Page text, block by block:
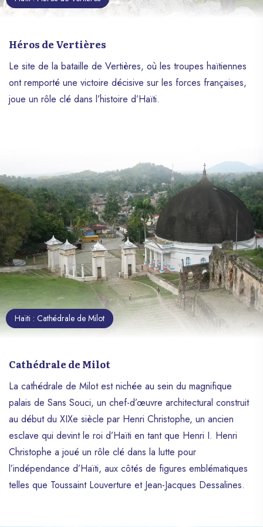
Héros de Vertières
Le site de la bataille de Vertières, où les troupes haïtiennes
ont remporté une victoire décisive sur les forces françaises,
joue un rôle clé dans l’histoire d’Haïti.
Haïti : Cathédrale de Milot
Cathédrale de Milot
La cathédrale de Milot est nichée au sein du magnifique
palais de Sans Souci, un chef-d’œuvre architectural construit
au début du XIXe siècle par Henri Christophe, un ancien
esclave qui devint le roi d’Haïti en tant que Henri I. Henri
Christophe a joué un rôle clé dans la lutte pour
l’indépendance d’Haïti, aux côtés de figures emblématiques
telles que Toussaint Louverture et Jean-Jacques Dessalines.